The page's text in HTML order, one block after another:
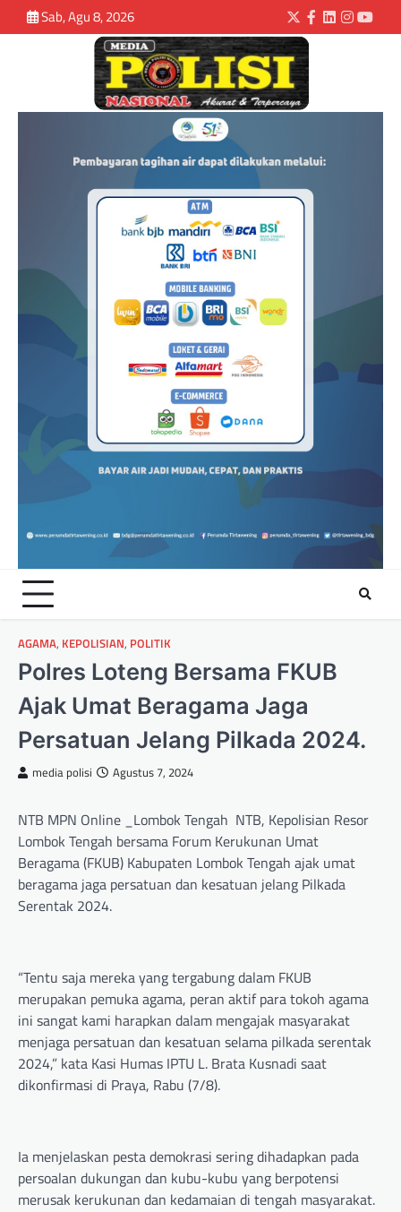
Sab, Agu 8, 2026
AGAMA, KEPOLISIAN, POLITIK
Polres Loteng Bersama FKUB
Ajak Umat Beragama Jaga
Persatuan Jelang Pilkada 2024.
media polisi Agustus 7, 2024
NTB MPN Online _Lombok Tengah NTB, Kepolisian Resor
Lombok Tengah bersama Forum Kerukunan Umat
Beragama (FKUB) Kabupaten Lombok Tengah ajak umat
beragama jaga persatuan dan kesatuan jelang Pilkada
Serentak 2024.
“Tentu saja mereka yang tergabung dalam FKUB
merupakan pemuka agama, peran aktif para tokoh agama
ini sangat kami harapkan dalam mengajak masyarakat
menjaga persatuan dan kesatuan selama pilkada serentak
2024,” kata Kasi Humas IPTU L. Brata Kusnadi saat
dikonfirmasi di Praya, Rabu (7/8).
Ia menjelaskan pesta demokrasi sering dihadapkan pada
persoalan dukungan dan kubu-kubu yang berpotensi
merusak kerukunan dan kedamaian di tengah masyarakat.